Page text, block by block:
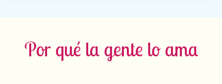
Por qué la gente lo ama